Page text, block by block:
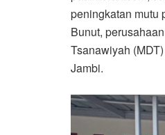
peningkatan mutu
Bunut,
Tsanawiyah
Jambi.